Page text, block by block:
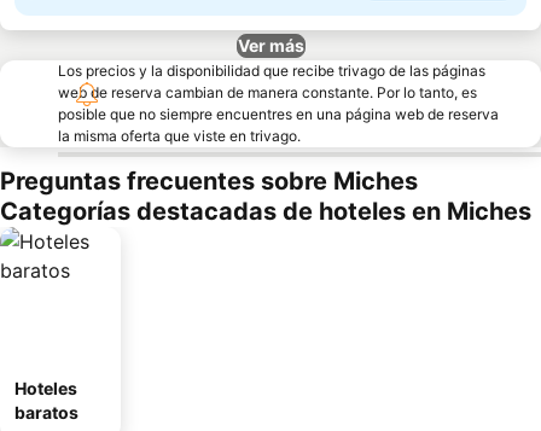
Ver más
Los precios y la disponibilidad que recibe trivago de las páginas
web de reserva cambian de manera constante. Por lo tanto, es
posible que no siempre encuentres en una página web de reserva
la misma oferta que viste en trivago.
Preguntas frecuentes sobre Miches
Categorías destacadas de hoteles en Miches
Hoteles
baratos